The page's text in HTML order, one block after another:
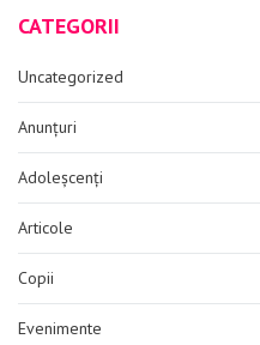
CATEGORII
Uncategorized
Anunțuri
Adoleșcenți
Articole
Copii
Evenimente